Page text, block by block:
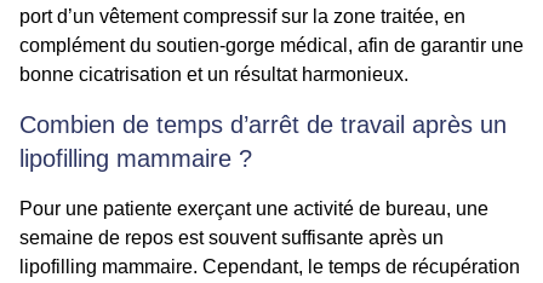
port d’un vêtement compressif sur la zone traitée, en
complément du soutien-gorge médical, afin de garantir une
bonne cicatrisation et un résultat harmonieux.
Combien de temps d’arrêt de travail après un
lipofilling mammaire ?
Pour une patiente exerçant une activité de bureau, une
semaine de repos est souvent suffisante après un
lipofilling mammaire. Cependant, le temps de récupération